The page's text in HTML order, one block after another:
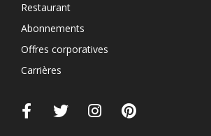
Restaurant
Abonnements
Offres corporatives
Carrières